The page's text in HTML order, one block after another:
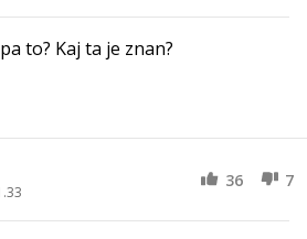
to? Kaj ta je znan?
36 7